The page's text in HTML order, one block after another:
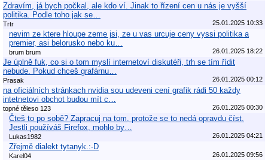
Zdravím, já bych počkal, ale kdo ví. Jinak to řízení cen u nás je vyšší
politika. Podle toho jak se…
Trtr 25.01.2025 10:33
nevim ze ktere hloupe zeme jsi, ze u vas urcuje ceny vyssi politika a
premier, asi belorusko nebo ku…
brum brum 26.01.2025 18:22
Je úplně fuk, co si o tom myslí internetoví diskutéři, trh se tím řídit
nebude. Pokud chceš grafárnu…
Prasak 26.01.2025 00:12
na oficiálních stránkach nvidia sou udeveni cení grafik rádi 50 každy
intetnetovi obchot budou mít c…
topné těleso 123 26.01.2025 00:30
Čteš to po sobě? Zapracuj na tom, protože se to nedá opravdu číst.
Jestli používáš Firefox, mohlo by…
Lukas1982 26.01.2025 04:21
Zřejmě dialekt tytanyk.:-D
Karel04 26.01.2025 09:56